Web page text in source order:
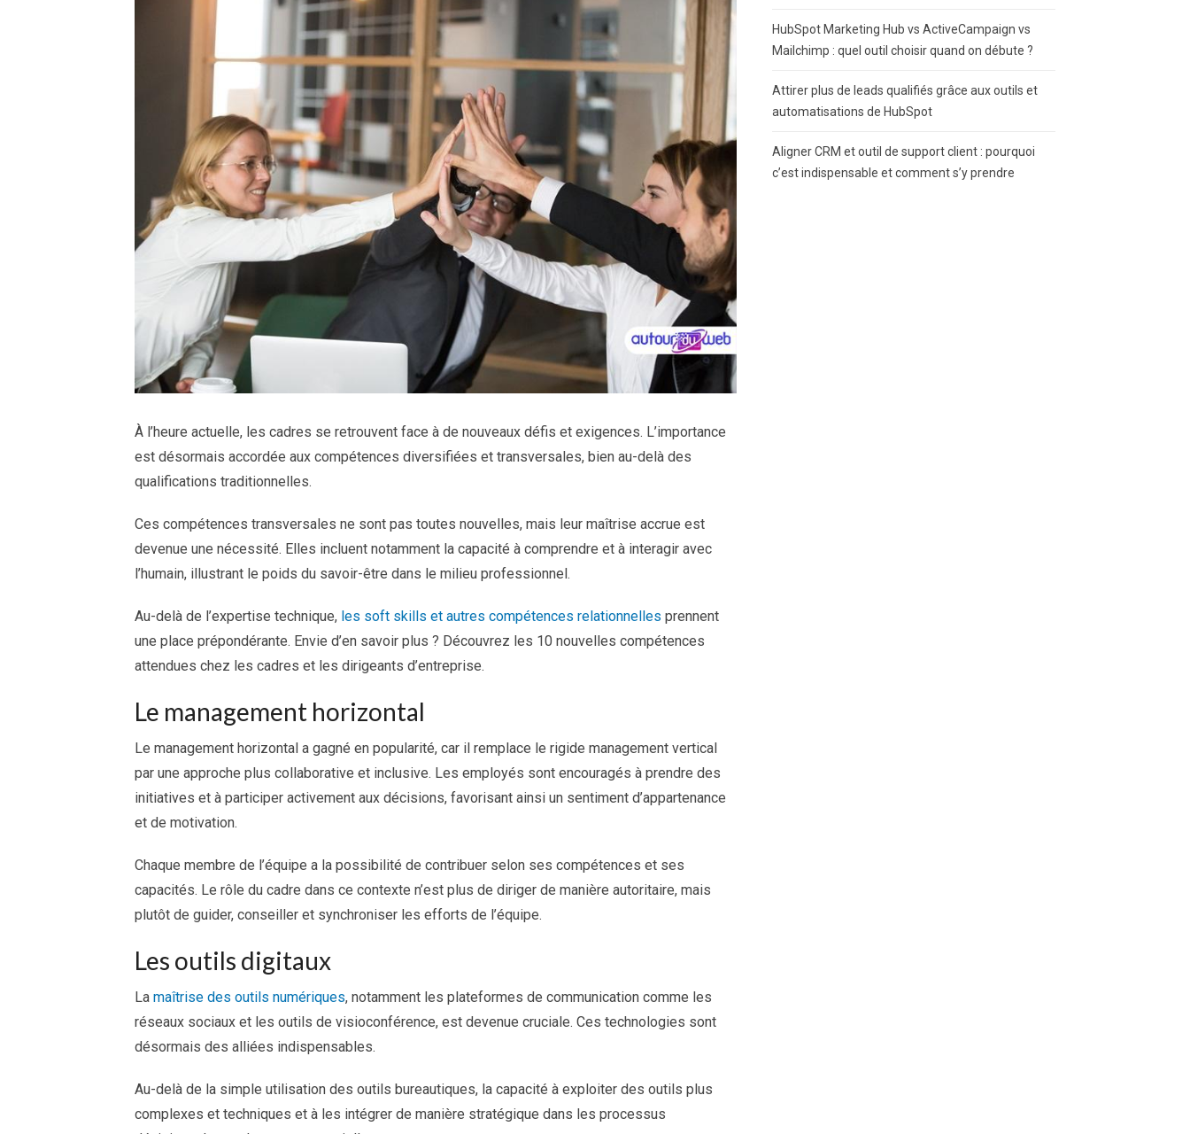
À l’heure actuelle, les cadres se retrouvent face à de nouveaux défis et exigences. L’importance
est désormais accordée aux compétences diversifiées et transversales, bien au-delà des
qualifications traditionnelles.
Ces compétences transversales ne sont pas toutes nouvelles, mais leur maîtrise accrue est
devenue une nécessité. Elles incluent notamment la capacité à comprendre et à interagir avec
l’humain, illustrant le poids du savoir-être dans le milieu professionnel.
Au-delà de l’expertise technique, les soft skills et autres compétences relationnelles prennent
une place prépondérante. Envie d’en savoir plus ? Découvrez les 10 nouvelles compétences
attendues chez les cadres et les dirigeants d’entreprise.
Le management horizontal
Le management horizontal a gagné en popularité, car il remplace le rigide management vertical
par une approche plus collaborative et inclusive. Les employés sont encouragés à prendre des
initiatives et à participer activement aux décisions, favorisant ainsi un sentiment d’appartenance
et de motivation.
Chaque membre de l’équipe a la possibilité de contribuer selon ses compétences et ses
capacités. Le rôle du cadre dans ce contexte n’est plus de diriger de manière autoritaire, mais
plutôt de guider, conseiller et synchroniser les efforts de l’équipe.
Les outils digitaux
La maîtrise des outils numériques, notamment les plateformes de communication comme les
réseaux sociaux et les outils de visioconférence, est devenue cruciale. Ces technologies sont
désormais des alliées indispensables.
Au-delà de la simple utilisation des outils bureautiques, la capacité à exploiter des outils plus
complexes et techniques et à les intégrer de manière stratégique dans les processus
HubSpot Marketing Hub vs ActiveCampaign vs
Mailchimp : quel outil choisir quand on débute ?
Attirer plus de leads qualifiés grâce aux outils et
automatisations de HubSpot
Aligner CRM et outil de support client : pourquoi
c’est indispensable et comment s’y prendre